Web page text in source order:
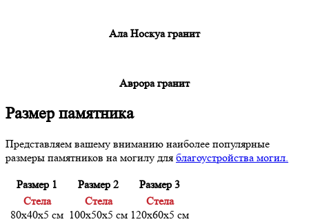
Ала Носкуа гранит
Аврора гранит
Размер памятника
Представляем вашему вниманию наиболее популярные
размеры памятников на могилу для благоустройства могил.
Размер 1 Размер 2
Размер 3
Cтела
80х40х5 см
Cтела
100х50х5 см
Cтела
120х60х5 см